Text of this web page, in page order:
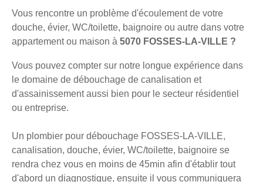
Vous rencontre un problème d'écoulement de votre
douche, évier, WC/toilette, baignoire ou autre dans votre
appartement ou maison à 5070 FOSSES-LA-VILLE ?
Vous pouvez compter sur notre longue expérience dans
le domaine de débouchage de canalisation et
d'assainissement aussi bien pour le secteur résidentiel
ou entreprise.
Un plombier pour débouchage FOSSES-LA-VILLE,
canalisation, douche, évier, WC/toilette, baignoire se
rendra chez vous en moins de 45min afin d'établir tout
d'abord un diagnostique, ensuite il vous communiquera